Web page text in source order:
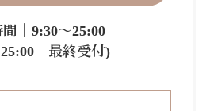
｜9:30～25:00
25:00 最終受付)